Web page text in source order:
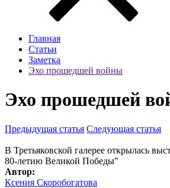
Главная
Статьи
Заметка
Эхо прошедшей войны
Эхо прошедшей
Предыдущая статья Следующая статья
В Третьяковской галерее открылась
80-летию Великой Победы"
Автор:
Ксения Скоробогатова